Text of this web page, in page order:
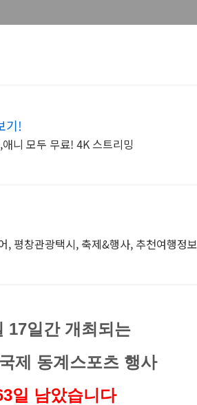
기!
니 모두 무료! 4K 스트리밍
, 평창관광택시, 축제&행사, 추천여행정보
17일간 개최되는
제 동계스포츠 행사
일 남았습니다